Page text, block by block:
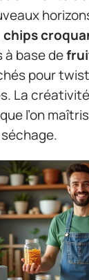
chips
base de
pour
La créativité
l’on